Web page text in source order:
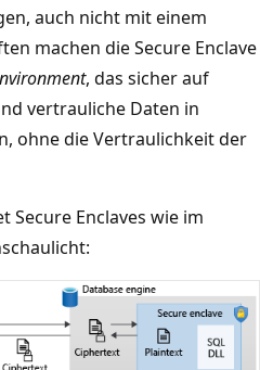
auch nicht mit einem
machen die Secure Enclave
, das sicher auf
vertrauliche Daten in
ohne die Vertraulichkeit der
Secure Enclaves wie im